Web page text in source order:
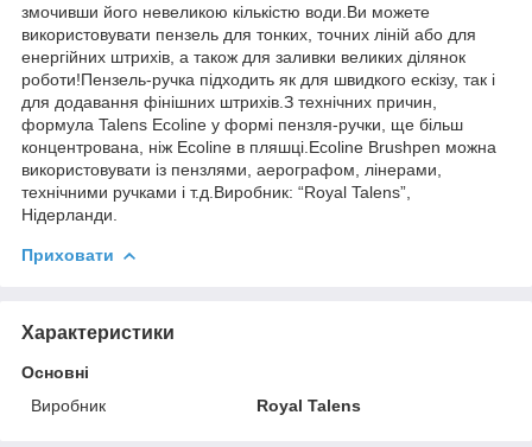
змочивши його невеликою кількістю води.Ви можете
використовувати пензель для тонких, точних ліній або для
енергійних штрихів, а також для заливки великих ділянок
роботи!Пензель-ручка підходить як для швидкого ескізу, так і
для додавання фінішних штрихів.З технічних причин,
формула Talens Ecoline у формі пензля-ручки, ще більш
концентрована, ніж Ecoline в пляшці.Ecoline Brushpen можна
використовувати із пензлями, аерографом, лінерами,
технічними ручками і т.д.Виробник: “Royal Talens”,
Нідерланди.
Приховати
Характеристики
Основні
Виробник
Royal Talens